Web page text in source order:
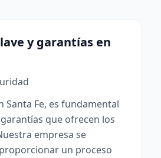
y garantías en
Santa Fe, es fundamental
que ofrecen los
empresa se
un proceso